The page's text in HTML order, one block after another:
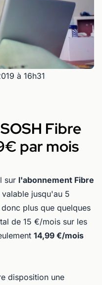
à 16h31
Fibre
par mois
sur l'abonnement Fibre
valable jusqu'au 5
plus que quelques
de 15 €/mois sur les
14,99 €/mois
disposition une